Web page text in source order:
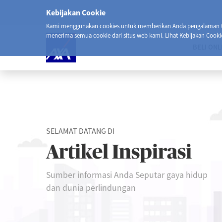
Kebijakan Cookie
Kami menggunakan cookies untuk memberikan Anda
menerima semua cookie dari situs web kami. Lihat Kebijakan
SELAMAT DATANG DI
Artikel Inspirasi
Sumber informasi Anda Seputar gaya hidup
dan dunia perlindungan